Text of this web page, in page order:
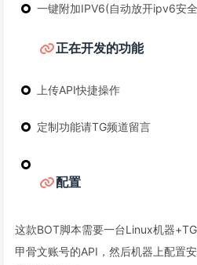
一键附加IPV6(自动放开ipv6安
正在开发的功能
上传API快捷操作
定制功能请TG频道留言
配置
这款BOT脚本需要一台Linux机器
甲骨文账号的API，然后机器上配置